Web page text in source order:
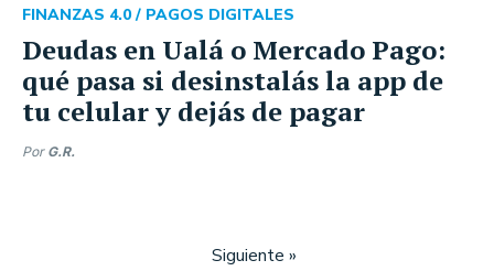
Deudas en Ualá o Mercado Pago:
qué pasa si desinstalás la app de
tu celular y dejás de pagar
FINANZAS 4.0 / PAGOS DIGITALES
Por G.R.
Siguiente »